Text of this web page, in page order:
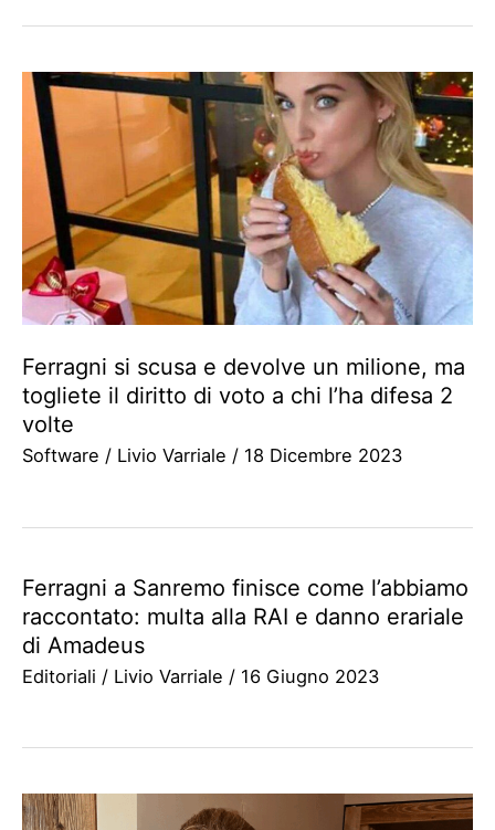
Ferragni si scusa e devolve un milione, ma
togliete il diritto di voto a chi l’ha difesa 2
volte
Software / Livio Varriale / 18 Dicembre 2023
Ferragni a Sanremo finisce come l’abbiamo
raccontato: multa alla RAI e danno erariale
di Amadeus
Editoriali / Livio Varriale / 16 Giugno 2023